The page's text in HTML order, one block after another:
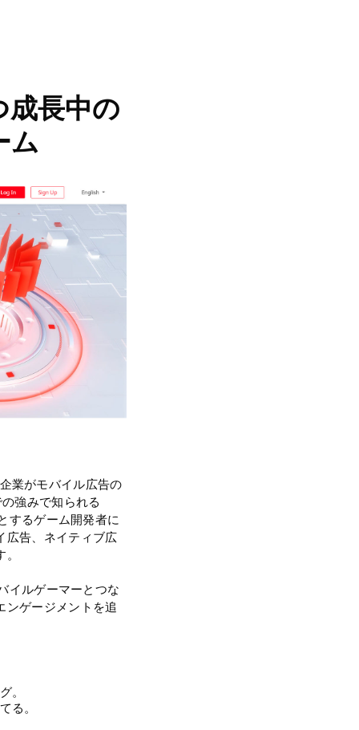
長中の
ム
業がモバイル広告の
強みで知られる
するゲーム開発者に
広告、ネイティブ広
イルゲーマーとつな
ンゲージメントを追
。
る。